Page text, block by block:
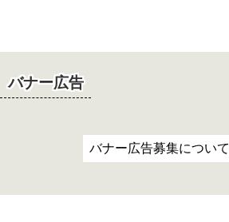
バナー広告
バナー広告募集について